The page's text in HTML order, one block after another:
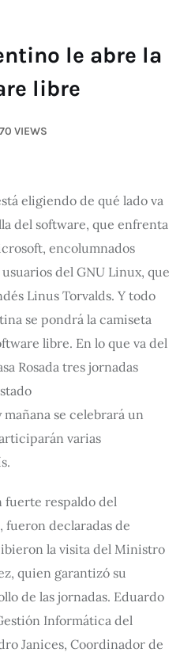
le abre la
libre
70 VIEWS
eligiendo de qué lado va
del software, que enfrenta
encolumnados
del GNU Linux, que
Linus Torvalds. Y todo
se pondrá la camiseta
libre. En lo que va del
Rosada tres jornadas
se celebrará un
varias
fuerte respaldo del
declaradas de
la visita del Ministro
quien garantizó su
de las jornadas. Eduardo
Informática del
Janices, Coordinador de